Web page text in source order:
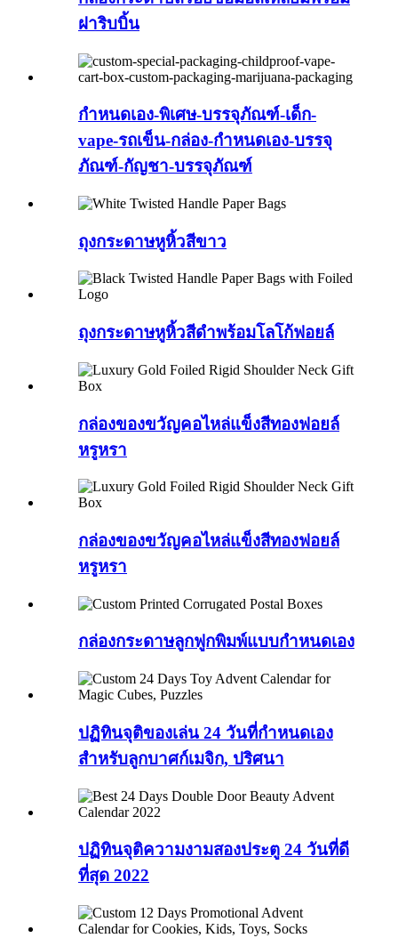
ฝาริบบิ้น
กำหนดเอง-พิเศษ-บรรจุภัณฑ์-เด็ก-
vape-รถเข็น-กล่อง-กำหนดเอง-บรรจุ
ภัณฑ์-กัญชา-บรรจุภัณฑ์
ถุงกระดาษหูหิ้วสีขาว
ถุงกระดาษหูหิ้วสีดำพร้อมโลโก้ฟอยล์
กล่องของขวัญคอไหล่แข็งสีทองฟอยล์
หรูหรา
กล่องของขวัญคอไหล่แข็งสีทองฟอยล์
หรูหรา
กล่องกระดาษลูกฟูกพิมพ์แบบกำหนดเอง
ปฏิทินจุติของเล่น 24 วันที่กำหนดเอง
สำหรับลูกบาศก์เมจิก, ปริศนา
ปฏิทินจุติความงามสองประตู 24 วันที่ดี
ที่สุด 2022